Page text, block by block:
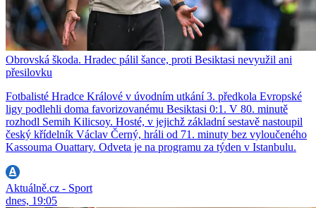
Obrovská škoda. Hradec pálil šance, proti Besiktasi nevyužil ani
přesilovku
Fotbalisté Hradce Králové v úvodním utkání 3. předkola Evropské
ligy podlehli doma favorizovanému Besiktasi 0:1. V 80. minutě
rozhodl Semih Kilicsoy. Hosté, v jejichž základní sestavě nastoupil
český křídelník Václav Černý, hráli od 71. minuty bez vyloučeného
Kassouma Ouattary. Odveta je na programu za týden v Istanbulu.
Aktuálně.cz - Sport
dnes, 19:05